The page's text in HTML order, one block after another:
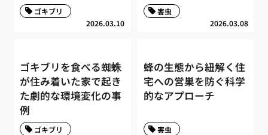
2026.03.10
ゴキブリ
2026.03.08
害虫
ゴキブリを食べる蜘蛛
が住み着いた家で起き
た劇的な環境変化の事
例
ゴキブリ
蜂の生態から紐解く住
宅への営巣を防ぐ科学
的なアプローチ
害虫